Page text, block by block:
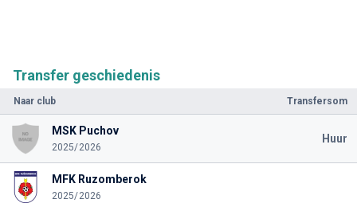
Transfer geschiedenis
Naar club Transfersom
MSK Puchov
2025/2026
Huur
MFK Ruzomberok
2025/2026